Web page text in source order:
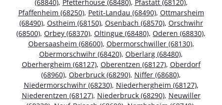
(68840), Pfetterhouse (68480), Pfastatt (68120),
Pfaffenheim (68250), Petit-Landau (68490), Ottmarsheim
(68490), Ostheim (68150), Osenbach (68570), Orschwihr
(68500), Orbey (68370), Oltingue (68480), Oderen (68830),
Obersaasheim (68600), Obermorschwiller (68130),
Obermorschwihr (68420), Oberlarg (68480),
Oberhergheim (68127), Oberentzen (68127), Oberdorf
(68960), Oberbruck (68290), Niffer (68680),
Niedermorschwihr (68230), Niederhergheim (68127),
Niederentzen (68127), Niederbruck (68290), Neuwiller